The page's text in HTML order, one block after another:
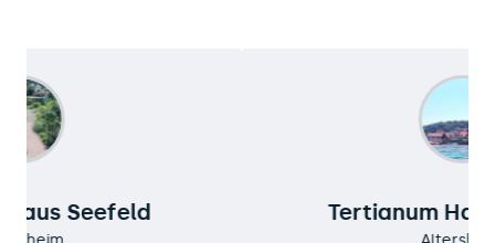
Tertianum Haus Seeheim